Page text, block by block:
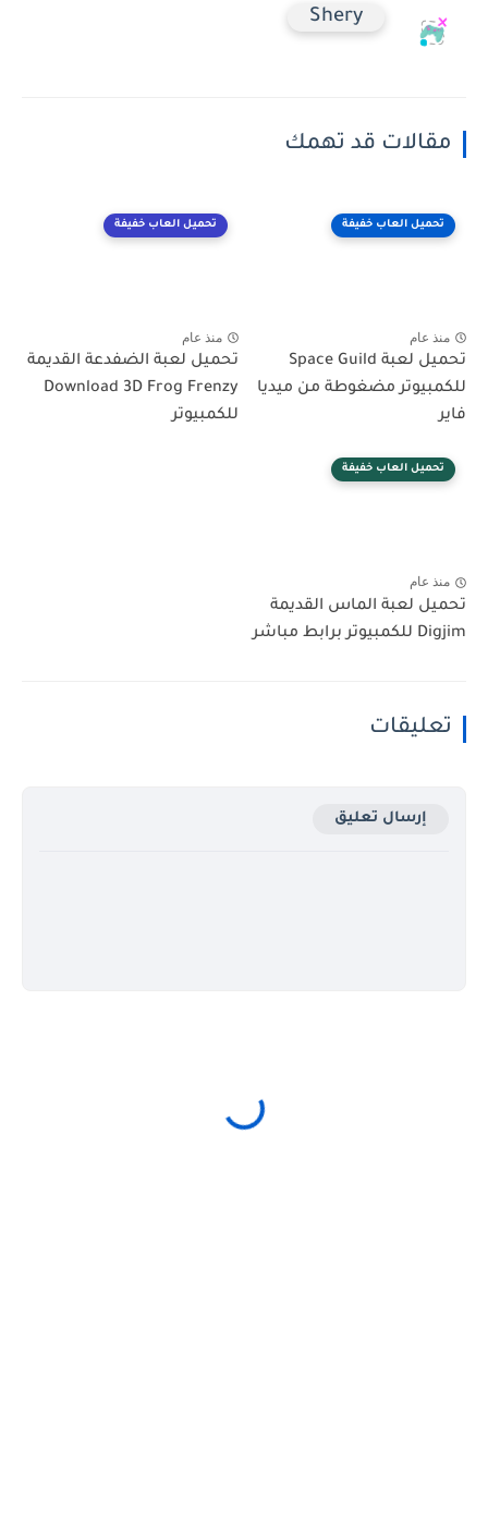
Shery
مقالات قد تهمك
تحميل العاب خفيفة
منذ عام
تحميل لعبة Space Guild
للكمبيوتر مضغوطة من ميديا
فاير
تحميل العاب خفيفة
منذ عام
تحميل لعبة الضفدعة القديمة
Download 3D Frog Frenzy
للكمبيوتر
تحميل العاب خفيفة
منذ عام
تحميل لعبة الماس القديمة
Digjim للكمبيوتر برابط مباشر
تعليقات
إرسال تعليق